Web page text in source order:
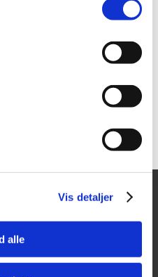
Vis detaljer
alle
8.00-16.00
Fredag: